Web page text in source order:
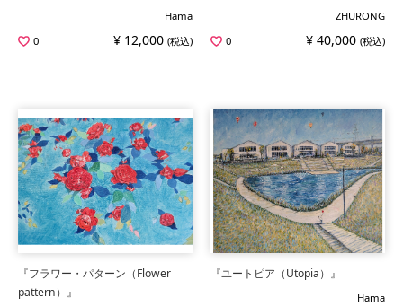
Hama
0
¥ 12,000 (税込)
ZHURONG
0
¥ 40,000 (税込)
『フラワー・パターン（Flower
pattern）』
『ユートピア（Utopia）』
Hama